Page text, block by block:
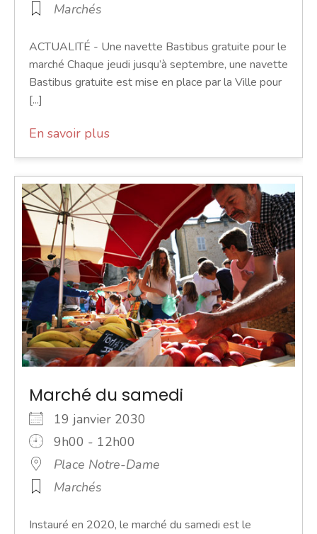
Marchés
ACTUALITÉ - Une navette Bastibus gratuite pour le
marché Chaque jeudi jusqu’à septembre, une navette
Bastibus gratuite est mise en place par la Ville pour
[...]
En savoir plus
Marché du samedi
19 janvier 2030
9h00 - 12h00
Place Notre-Dame
Marchés
Instauré en 2020, le marché du samedi est le